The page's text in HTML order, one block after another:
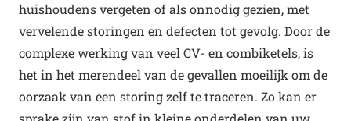
huishoudens vergeten of als onnodig gezien, met
vervelende storingen en defecten tot gevolg. Door de
complexe werking van veel CV- en combiketels, is
het in het merendeel van de gevallen moeilijk om de
oorzaak van een storing zelf te traceren. Zo kan er